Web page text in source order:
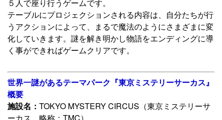
５人で座り行うゲームです。
テーブルにプロジェクションされる内容は、自分たちが行
うアクションによって、まるで魔法のようにさまざまに変
化していきます。謎を解き明かし物語をエンディングに導
く事ができればゲームクリアです。
世界一謎があるテーマパーク『東京ミステリーサーカス』
概要
施設名： TOKYO MYSTERY CIRCUS（東京ミステリーサ
ーカス、略称：TMC）